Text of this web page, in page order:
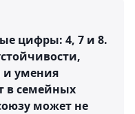
цифры: 4, 7 и 8.
и умения
в семейных
может не